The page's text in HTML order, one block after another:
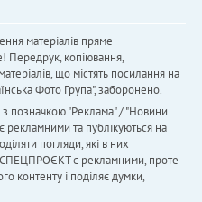
матеріалів пряме
Передрук, копіювання,
що містять посилання на
Фото Група", заборонено.
з позначкою "Реклама" / "Новини
рекламними та публікуються на
погляди, які в них
СПЕЦПРОЄКТ є рекламними, проте
контенту і поділяє думки,